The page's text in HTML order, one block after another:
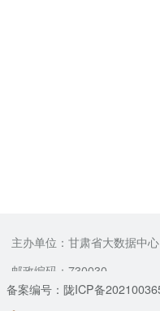
主办单位：甘肃省大数据中心
邮政编码：730030
备案编号：陇ICP备